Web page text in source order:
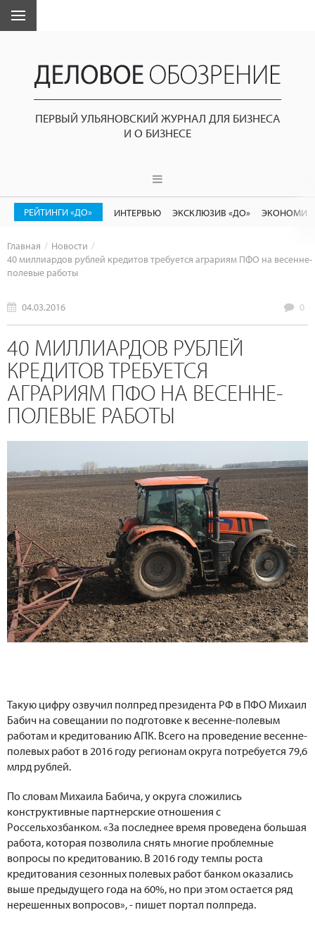
ПЕРВЫЙ УЛЬЯНОВСКИЙ ЖУРНАЛ ДЛЯ БИЗНЕСА
И О БИЗНЕСЕ
РЕЙТИНГИ «ДО» ИНТЕРВЬЮ ЭКСКЛЮЗИВ «ДО»
Главная
Новости
40 миллиардов рублей кредитов требуется аграриям ПФО на весенне-
полевые работы
04.03.2016 0
40 МИЛЛИАРДОВ РУБЛЕЙ
КРЕДИТОВ ТРЕБУЕТСЯ
АГРАРИЯМ ПФО НА ВЕСЕННЕ-
ПОЛЕВЫЕ РАБОТЫ
Такую цифру озвучил полпред президента РФ в ПФО Михаил
Бабич на совещании по подготовке к весенне-полевым
работам и кредитованию АПК. Всего на проведение весенне-
полевых работ в 2016 году регионам округа потребуется 79,6
млрд рублей.
По словам Михаила Бабича, у округа сложились
конструктивные партнерские отношения с
Россельхозбанком. «За последнее время проведена большая
работа, которая позволила снять многие проблемные
вопросы по кредитованию. В 2016 году темпы роста
кредитования сезонных полевых работ банком оказались
выше предыдущего года на 60%, но при этом остается ряд
нерешенных вопросов», - пишет портал полпреда.